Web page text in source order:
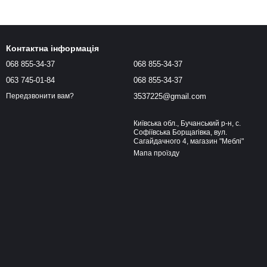
Контактна інформація
068 855-34-37
063 745-01-84
Передзвонити вам?
068 855-34-37
068 855-34-37
3537225@gmail.com
Київська обл., Бучанський р-н, с.
Софіївська Борщагівка, вул.
Сагайдачного 4, магазин "Меблі"
Мапа проїзду